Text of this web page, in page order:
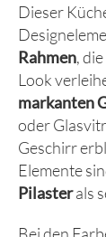
Dieser
Rahmen,
Look
markanten
oder
Geschirr
Elemente
Pilasterals